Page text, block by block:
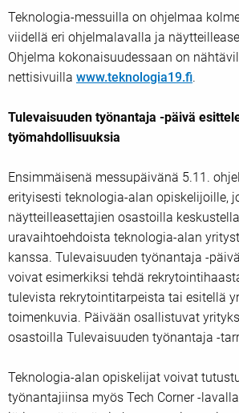
Teknologia-messuilla on ohjelmaa
viidellä eri ohjelmalavalla ja
Ohjelma kokonaisuudessaan on
nettisivuilla www.teknologia19.fi.
Tulevaisuuden työnantaja -päivä
työmahdollisuuksia
Ensimmäisenä messupäivänä 5.11.
erityisesti teknologia-alan opiskelijoille,
näytteilleasettajien osastoilla
uravaihtoehdoista teknologia-alan
kanssa. Tulevaisuuden työnantaja -
voivat esimerkiksi tehdä
tulevista rekrytointitarpeista tai esitellä
toimenkuvia. Päivään osallistuvat
osastoilla Tulevaisuuden työnantaja -
Teknologia-alan opiskelijat voivat
työnantajiinsa myös Tech Corner -